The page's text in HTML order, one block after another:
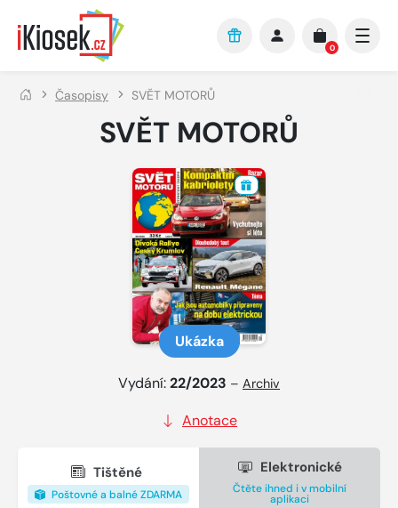
Přejít na hlavní obsah
0
Časopisy SVĚT MOTORŮ
SVĚT MOTORŮ
Ukázka
Vydání:22/2023 – Archiv
Anotace
Tištěné
Poštovné a balné ZDARMA
Elektronické
Čtěte ihned i v mobilní
aplikaci